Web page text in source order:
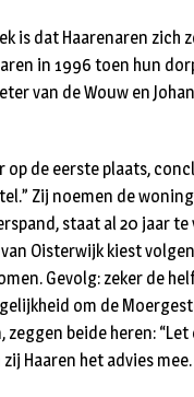
is dat Haarenaren zich
in 1996 toen hun
van de Wouw en
de eerste plaats,
Zij noemen de
staat al 20 jaar
Oisterwijk kiest
Gevolg: zeker de
om de
beide heren:
Haaren het advies mee.